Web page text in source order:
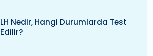
LH Nedir, Hangi Durumlarda Test
Edilir?